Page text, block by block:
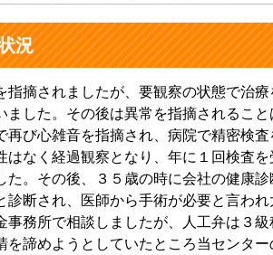
況
指摘されましたが、要観察の状態で治
ました。その後は異常を指摘されるこ
再び心雑音を指摘され、病院で精密検
はなく経過観察となり、年に１回検査
た。その後、３５歳の時に会社の健康
診断され、医師から手術が必要と言わ
事務所で相談しましたが、人工弁は３
諦めようとしていたところ当センター